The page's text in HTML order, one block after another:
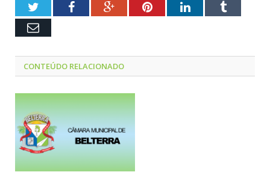
TwitterFacebookGoogle+PinterestLinkedInTumblr
Email
CONTEÚDO RELACIONADO